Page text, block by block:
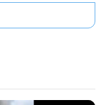
รไทยที่ชายแดน
คที่ 2 ประเมิน
ราย